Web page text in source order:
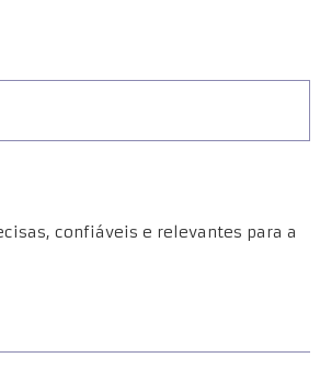
confiáveis e relevantes para a